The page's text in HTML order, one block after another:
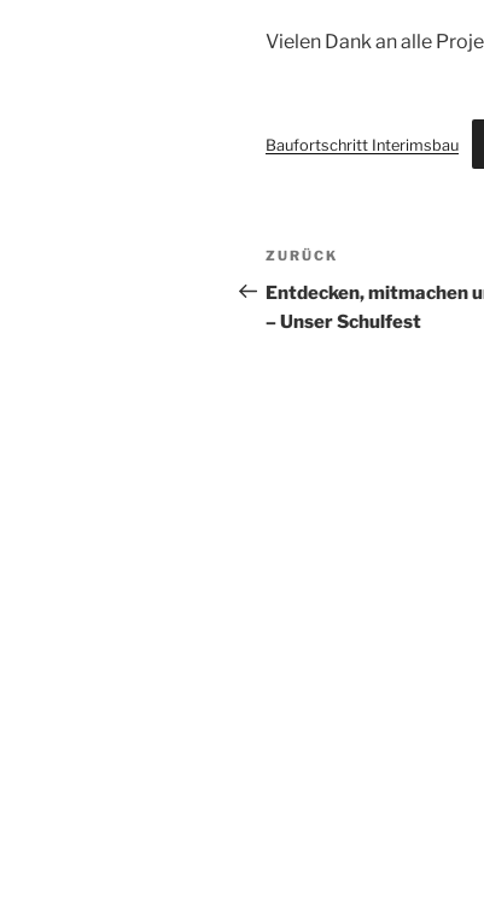
Vielen Dank an alle
Baufortschritt Interimsbau
Vorheriger
Beitrag
ZURÜCK
Entdecken, mitmachen
– Unser Schulfest